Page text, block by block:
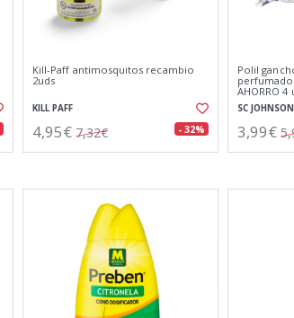
Kill-Paff antimosquitos recambio
2uds
KILL PAFF
4,95€ 7,32€ - 32%
Polil
AHORRO 4
SC JOHNSON
3,99€